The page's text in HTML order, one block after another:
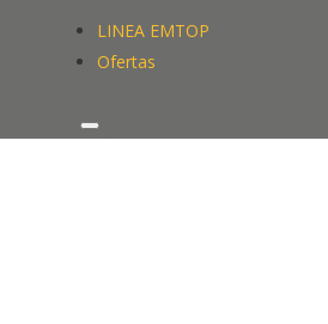
LINEA EMTOP
Ofertas